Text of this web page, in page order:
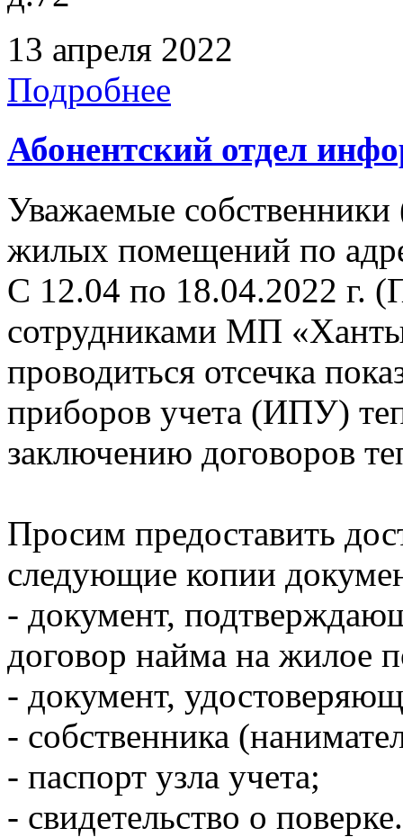
13 апреля 2022
Подробнее
Абонентский отдел
Уважаемые собственники
жилых помещений по
С 12.04 по 18.04.2022 г.
сотрудниками МП
проводиться отсечка
приборов учета (ИПУ)
заключению договоров
Просим предоставить
следующие копии
- документ,
договор найма на жилое
- документ,
- собственника
- паспорт узла учета;
- свидетельство о поверке.